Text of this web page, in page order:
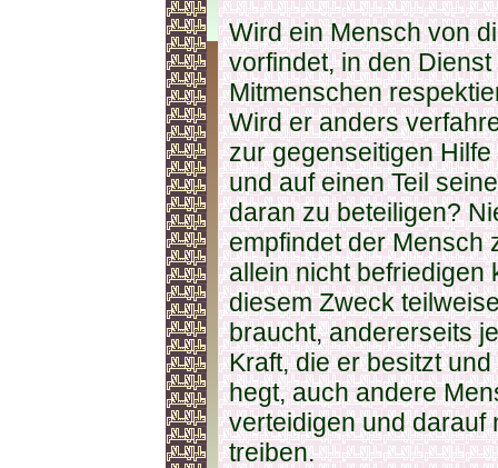
Wird ein Mensch von
vorfindet, in den
Mitmenschen
Wird er anders
zur gegenseitigen
und auf einen Teil
daran zu beteiligen?
empfindet der Mensch
allein nicht befriedigen
diesem Zweck
braucht, andererseits
Kraft, die er besitzt
hegt, auch andere
verteidigen und darauf
treiben.